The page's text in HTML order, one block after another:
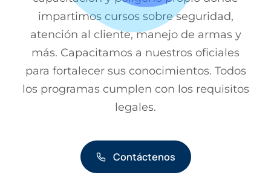
impartimos cursos sobre seguridad,
atención al cliente, manejo de armas y
más. Capacitamos a nuestros oficiales
para fortalecer sus conocimientos. Todos
los programas cumplen con los requisitos
legales.
Contáctenos